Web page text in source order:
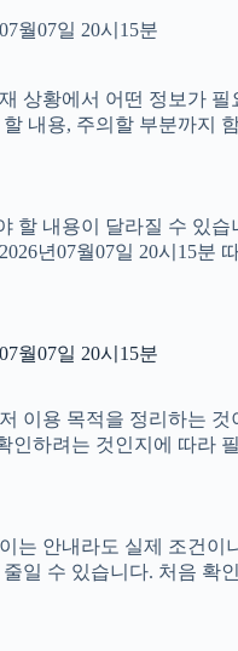
월07일 20시15분
상황에서 어떤 정보가
내용, 주의할 부분까지
할 내용이 달라질 수 있
년07월07일 20시15
월07일 20시15분
이용 목적을 정리하는
인하려는 것인지에 따라
는 안내라도 실제 조건이
일 수 있습니다. 처음